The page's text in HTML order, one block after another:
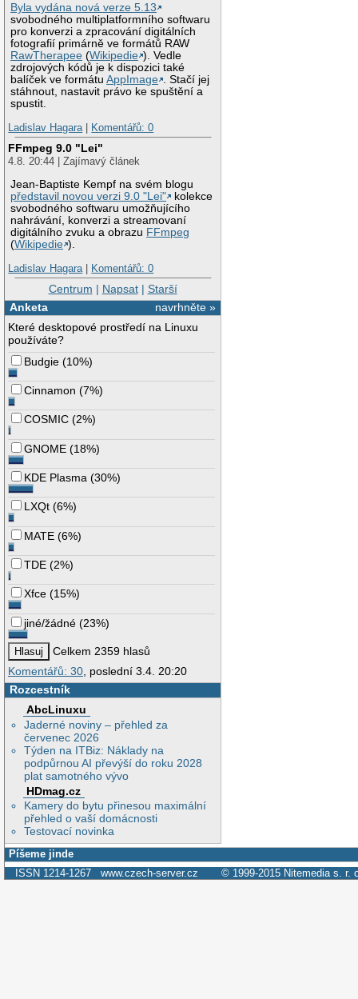
Byla vydána nová verze 5.13
svobodného multiplatformního softwaru
pro konverzi a zpracování digitálních
fotografií primárně ve formátů RAW
RawTherapee (Wikipedie ). Vedle
zdrojových kódů je k dispozici také
balíček ve formátuAppImage
. Stačí jej
stáhnout, nastavit právo ke spuštění a
spustit.
Ladislav Hagara | Komentářů: 0
FFmpeg 9.0 "Lei"
4.8. 20:44 | Zajímavý článek
Jean-Baptiste Kempf na svém blogu
představil novou verzi 9.0 "Lei"
kolekce
svobodného softwaru umožňujícího
nahrávání, konverzi a streamovaní
digitálního zvuku a obrazu FFmpeg
(Wikipedie ).
Ladislav Hagara | Komentářů: 0
Centrum | Napsat| Starší
navrhněte »
Anketa
Které desktopové prostředí na Linuxu
používáte?
Budgie (10%)
Cinnamon (7%)
COSMIC (2%)
GNOME (18%)
KDE Plasma (30%)
LXQt (6%)
MATE (6%)
TDE (2%)
Xfce (15%)
jiné/žádné (23%)
Celkem 2359 hlasů
Komentářů: 30, poslední 3.4. 20:20
Rozcestník
AbcLinuxu
Jaderné noviny – přehled za
červenec 2026
Týden na ITBiz: Náklady na
podpůrnou AI převýší do roku 2028
plat samotného vývo
HDmag.cz
Kamery do bytu přinesou maximální
přehled o vaší domácnosti
Testovací novinka
Píšeme jinde
ISSN 1214-1267 www.czech-server.cz © 1999-2015 Nitemedia s. r.